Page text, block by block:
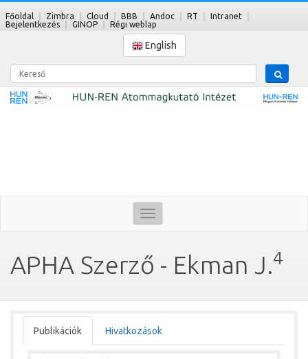
Főoldal Zimbra Cloud BBB Andoc RT
Intranet
Bejelentkezés
GINOP Régi weblap
English
Kereső
Toggle
navigation
APHA Szerző - Ekman J.4
Publikációk Hivatkozások